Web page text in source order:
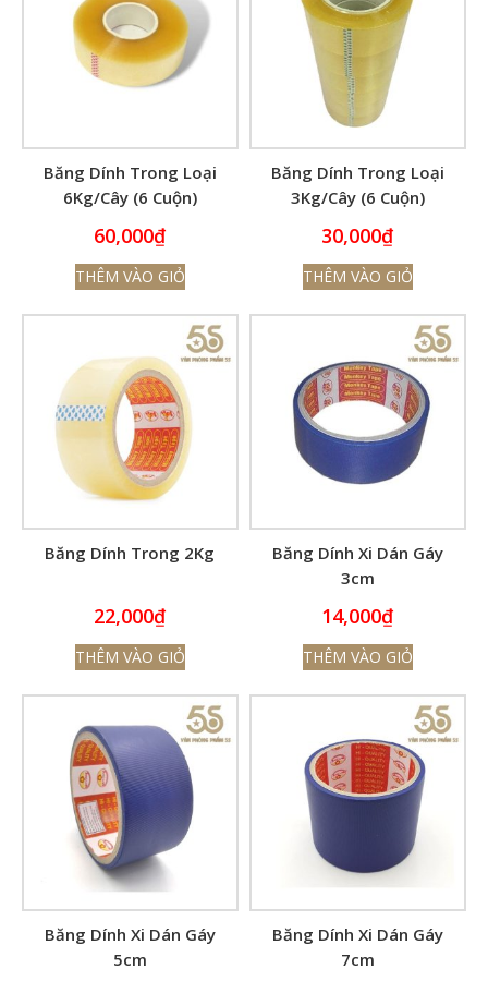
Băng Dính Trong Loại
6Kg/Cây (6 Cuộn)
60,000₫
THÊM VÀO GIỎ
Băng Dính Trong Loại
3Kg/Cây (6 Cuộn)
30,000₫
THÊM VÀO GIỎ
Băng Dính Trong 2Kg
22,000₫
THÊM VÀO GIỎ
Băng Dính Xi Dán Gáy
3cm
14,000₫
THÊM VÀO GIỎ
Băng Dính Xi Dán Gáy
5cm
Băng Dính Xi Dán Gáy
7cm